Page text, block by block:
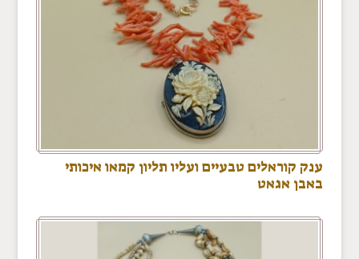
ענק קוראלים טבעיים ועליו תליון קמאו איכותי
באבן אגאט